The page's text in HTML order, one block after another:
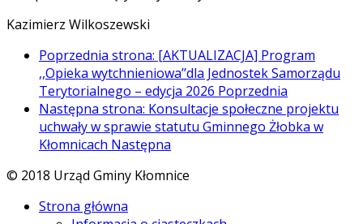
Kazimierz Wilkoszewski
Poprzednia strona: [AKTUALIZACJA] Program
,,Opieka wytchnieniowa’’dla Jednostek Samorządu
Terytorialnego – edycja 2026 Poprzednia
Następna strona: Konsultacje społeczne projektu
uchwały w sprawie statutu Gminnego Żłobka w
Kłomnicach Następna
© 2018 Urząd Gminy Kłomnice
Strona główna